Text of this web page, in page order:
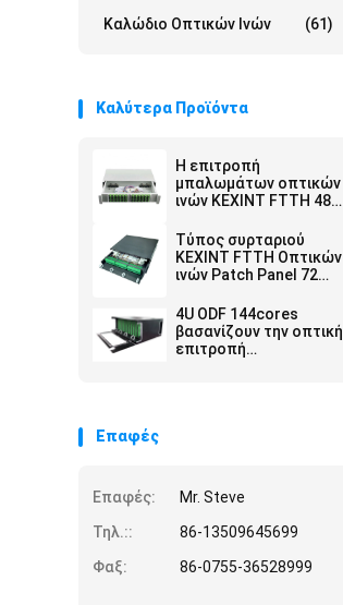
Καλώδιο Οπτικών Ινών (61)
Καλύτερα Προϊόντα
Η επιτροπή
μπαλωμάτων οπτικών
ινών KEXINT FTTH 48
λιμένων 2U τοποθετεί
Τύπος συρταριού
KEXINT FTTH Οπτικών
ινών Patch Panel 72
4U ODF 144cores
βασανίζουν την οπτική
επιτροπή
Επαφές
Επαφές:
Mr. Steve
Τηλ.::
86-13509645699
Φαξ:
86-0755-36528999